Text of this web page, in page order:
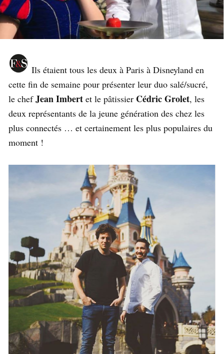
Ils étaient tous les deux à Paris à Disneyland en
cette fin de semaine pour présenter leur duo salé/sucré,
le chefJean Imbert et le pâtissier Cédric Grolet, les
deux représentants de la jeune génération des chez les
plus connectés … et certainement les plus populaires du
moment !